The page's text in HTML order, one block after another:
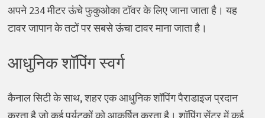
अपने 234 मीटर ऊंचे फुकुओका टॉवर के लिए जाना जाता है। यह
टावर जापान के तटों पर सबसे ऊंचा टावर माना जाता है।
आधुनिक शॉपिंग स्वर्ग
कैनाल सिटी के साथ, शहर एक आधुनिक शॉपिंग पैराडाइज प्रदान
करता है जो कई पर्यटकों को आकर्षित करता है। शॉपिंग सेंटर में कई